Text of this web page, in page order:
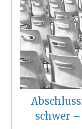
schwer